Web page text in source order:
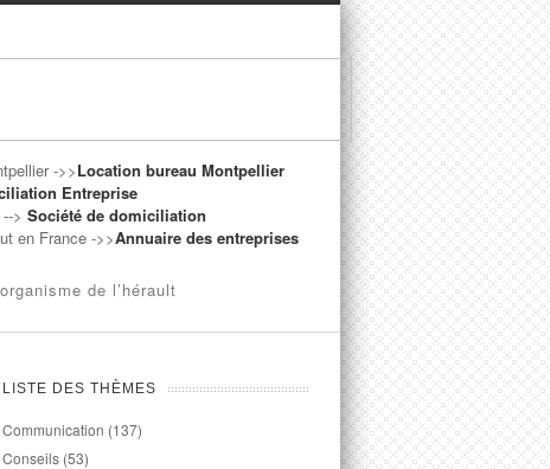
->>Location bureau Montpellier
Entreprise
> Société de domiciliation
en France ->>Annuaire des entreprises
de l’hérault
LISTE DES THÈMES
Communication (137)
Conseils (53)